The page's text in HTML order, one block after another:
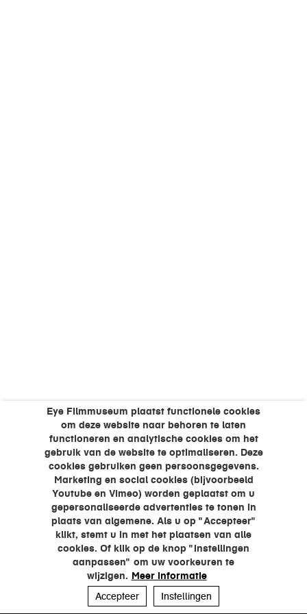
Eye Filmmuseum plaatst functionele cookies
om deze website naar behoren te laten
functioneren en analytische cookies om het
gebruik van de website te optimaliseren. Deze
cookies gebruiken geen persoonsgegevens.
Marketing en social cookies (bijvoorbeeld
Youtube en Vimeo) worden geplaatst om u
gepersonaliseerde advertenties te tonen in
plaats van algemene. Als u op "Accepteer"
klikt, stemt u in met het plaatsen van alle
cookies. Of klik op de knop "Instellingen
aanpassen" om uw voorkeuren te
wijzigen. Meer informatie
Accepteer
Instellingen